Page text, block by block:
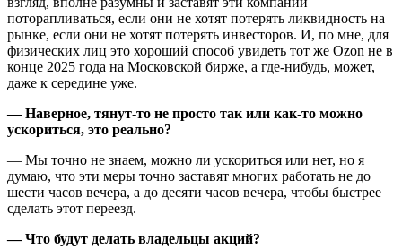
поторапливаться, если они не хотят потерять ликвидность на
рынке, если они не хотят потерять инвесторов. И, по мне, для
физических лиц это хороший способ увидеть тот же Ozon не в
конце 2025 года на Московской бирже, а где-нибудь, может,
даже к середине уже.
— Наверное, тянут-то не просто так или как-то можно
ускориться, это реально?
— Мы точно не знаем, можно ли ускориться или нет, но я
думаю, что эти меры точно заставят многих работать не до
шести часов вечера, а до десяти часов вечера, чтобы быстрее
сделать этот переезд.
— Что будут делать владельцы акций?